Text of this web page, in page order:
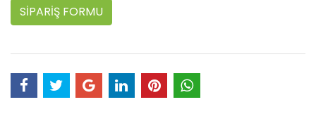
SİPARİŞ FORMU